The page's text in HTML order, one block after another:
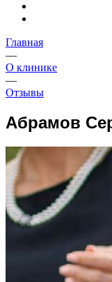
Главная
—
О клинике
—
Отзывы
Абрамов